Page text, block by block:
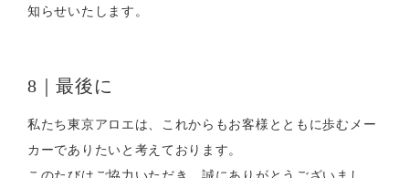
知らせいたします。
8｜最後に
私たち東京アロエは、これからもお客様とともに歩むメー
カーでありたいと考えております。